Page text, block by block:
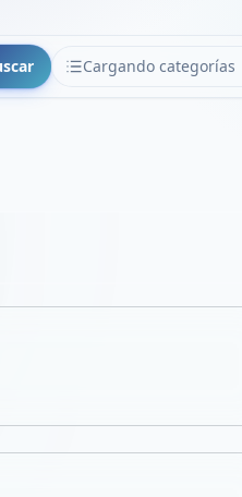
Cargando categorías
CATEGORÍAS